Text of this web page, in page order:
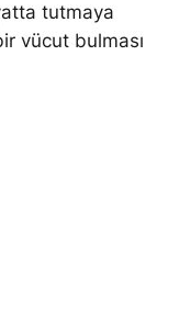
tutmaya
vücut bulması